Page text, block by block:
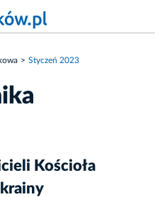
Styczeń 2023
Kościoła